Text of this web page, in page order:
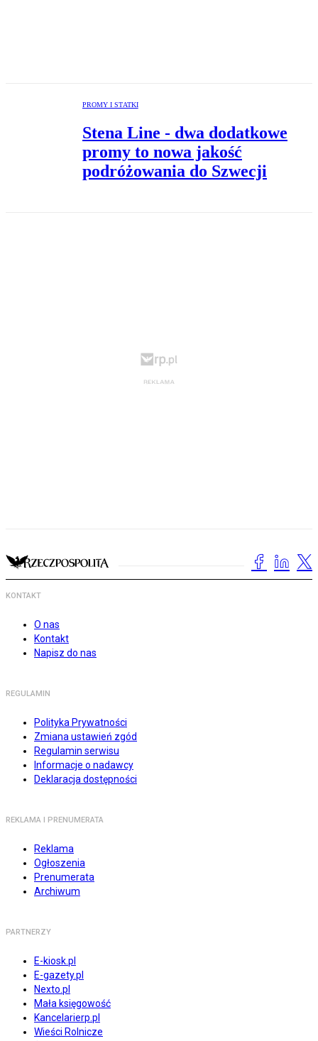
PROMY I STATKI
Stena Line - dwa dodatkowe
promy to nowa jakość
podróżowania do Szwecji
KONTAKT
O nas
Kontakt
Napisz do nas
REGULAMIN
Polityka Prywatności
Zmiana ustawień zgód
Regulamin serwisu
Informacje o nadawcy
Deklaracja dostępności
REKLAMA I PRENUMERATA
Reklama
Ogłoszenia
Prenumerata
Archiwum
PARTNERZY
E-kiosk.pl
E-gazety.pl
Nexto.pl
Mała księgowość
Kancelarierp.pl
Wieści Rolnicze